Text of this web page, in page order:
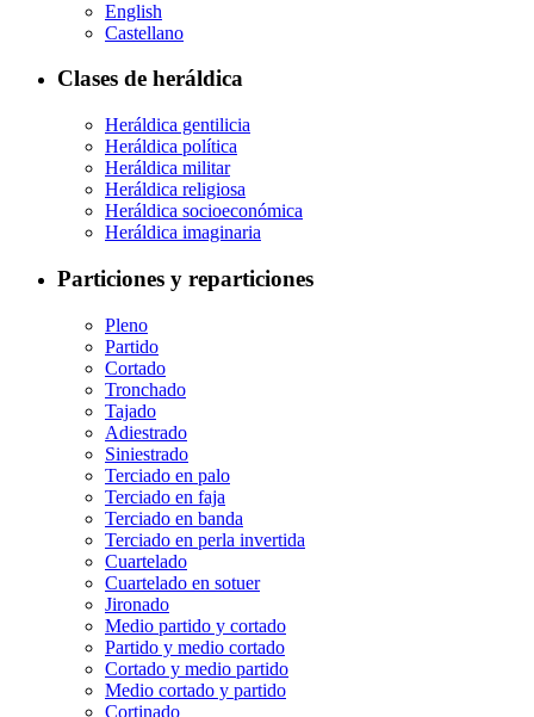
English
Castellano
Clases de heráldica
Heráldica gentilicia
Heráldica política
Heráldica militar
Heráldica religiosa
Heráldica socioeconómica
Heráldica imaginaria
Particiones y reparticiones
Pleno
Partido
Cortado
Tronchado
Tajado
Adiestrado
Siniestrado
Terciado en palo
Terciado en faja
Terciado en banda
Terciado en perla invertida
Cuartelado
Cuartelado en sotuer
Jironado
Medio partido y cortado
Partido y medio cortado
Cortado y medio partido
Medio cortado y partido
Cortinado